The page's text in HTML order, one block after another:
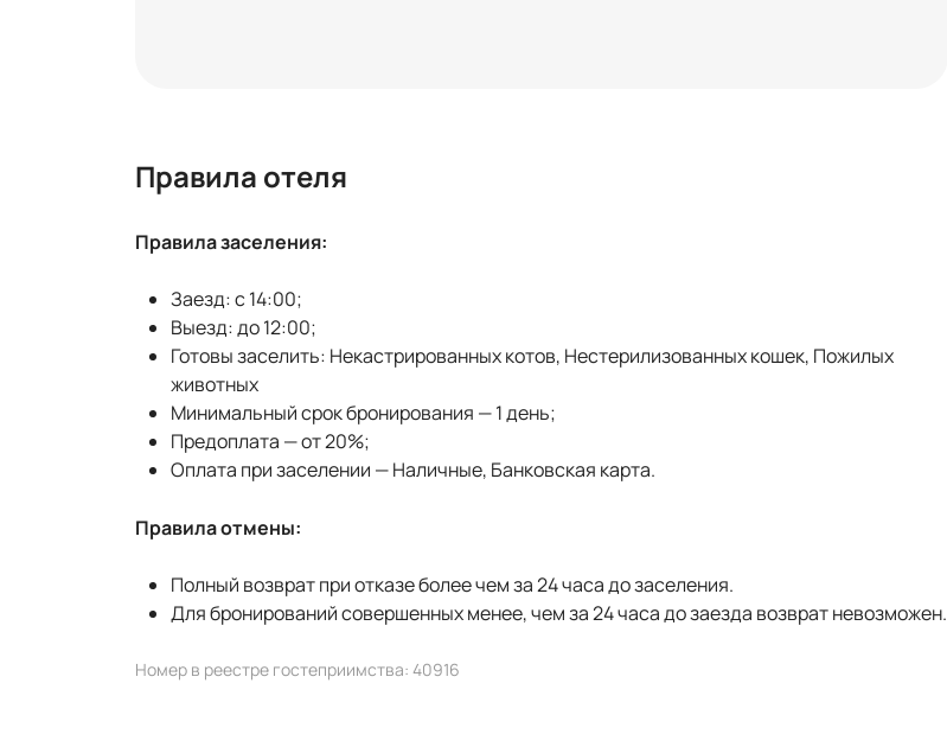
Правила отеля
Правила заселения:
Заезд: с 14:00;
Выезд: до 12:00;
Готовы заселить: Некастрированных котов, Нестерилизованных кошек, Пожилых
животных
Минимальный срок бронирования — 1 день;
Предоплата — от 20%;
Оплата при заселении — Наличные, Банковская карта.
Правила отмены:
Полный возврат при отказе более чем за 24 часа до заселения.
Для бронирований совершенных менее, чем за 24 часа до заезда возврат невозможен.
Номер в реестре гостеприимства: 40916